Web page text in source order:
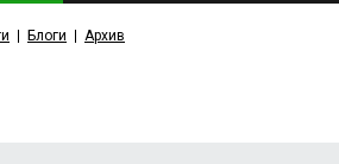
Блоги Архив